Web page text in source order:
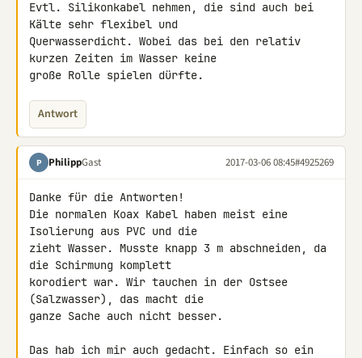
Evtl. Silikonkabel nehmen, die sind auch bei
Kälte sehr flexibel und
Querwasserdicht. Wobei das bei den relativ
kurzen Zeiten im Wasser keine
große Rolle spielen dürfte.
Antwort
P PhilippGast 2017-03-06 08:45#4925269
Danke für die Antworten!
Die normalen Koax Kabel haben meist eine
Isolierung aus PVC und die
zieht Wasser. Musste knapp 3 m abschneiden, da
die Schirmung komplett
korodiert war. Wir tauchen in der Ostsee
(Salzwasser), das macht die
ganze Sache auch nicht besser.
Das hab ich mir auch gedacht. Einfach so ein